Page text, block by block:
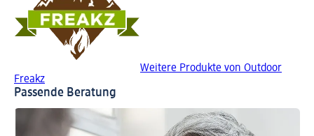
Weitere Produkte von Outdoor
Freakz
Passende Beratung